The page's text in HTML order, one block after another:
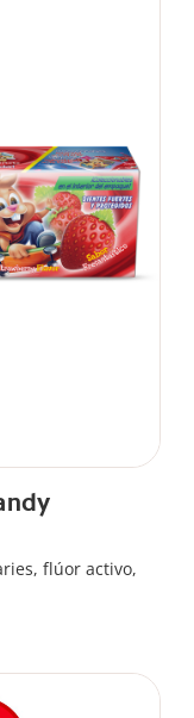
flúor activo,